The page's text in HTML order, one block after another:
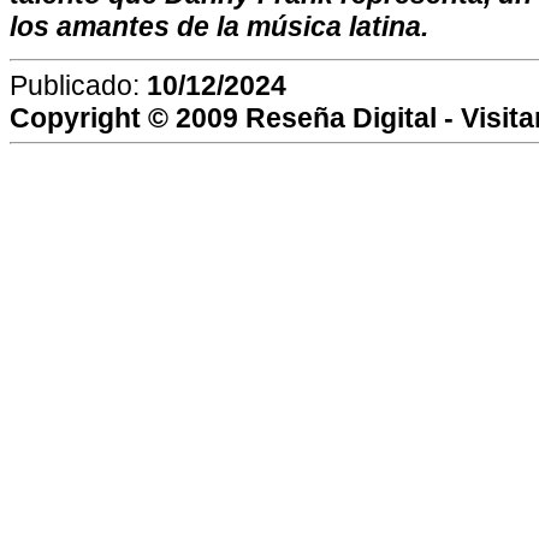
los amantes de la música latina.
Publicado: 10/12/2024
Copyright © 2009 Reseña Digital -